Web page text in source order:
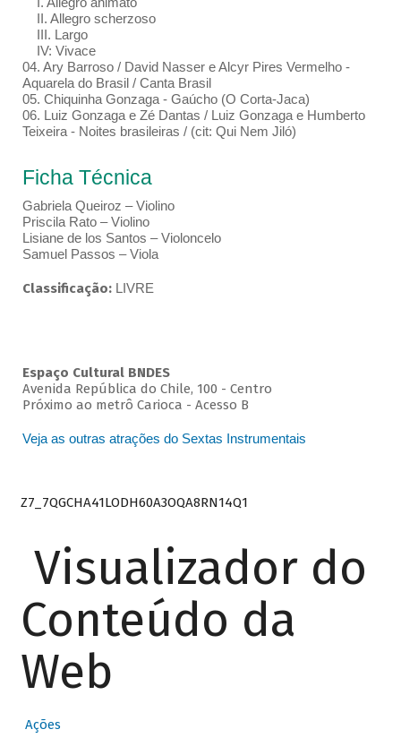
II. Allegro scherzoso
III. Largo
IV: Vivace
04. Ary Barroso / David Nasser e Alcyr Pires Vermelho -
Aquarela do Brasil / Canta Brasil
05. Chiquinha Gonzaga - Gaúcho (O Corta-Jaca)
06. Luiz Gonzaga e Zé Dantas / Luiz Gonzaga e Humberto
Teixeira - Noites brasileiras / (cit: Qui Nem Jiló)
Ficha Técnica
Gabriela Queiroz – Violino
Priscila Rato – Violino
Lisiane de los Santos – Violoncelo
Samuel Passos – Viola
Classificação: LIVRE
Espaço Cultural BNDES
Avenida República do Chile, 100 - Centro
Próximo ao metrô Carioca - Acesso B
Veja as outras atrações do Sextas Instrumentais
Z7_7QGCHA41LODH60A3OQA8RN14Q1
Visualizador do
Conteúdo da
Web
Ações